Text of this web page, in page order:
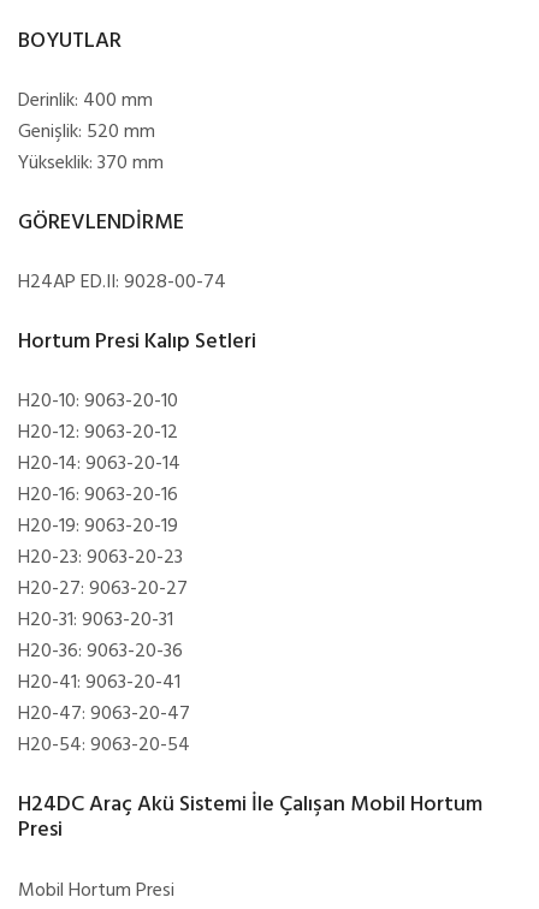
BOYUTLAR
Derinlik: 400 mm
Genişlik: 520 mm
Yükseklik: 370 mm
GÖREVLENDİRME
H24AP ED.II: 9028-00-74
Hortum Presi Kalıp Setleri
H20-10: 9063-20-10
H20-12: 9063-20-12
H20-14: 9063-20-14
H20-16: 9063-20-16
H20-19: 9063-20-19
H20-23: 9063-20-23
H20-27: 9063-20-27
H20-31: 9063-20-31
H20-36: 9063-20-36
H20-41: 9063-20-41
H20-47: 9063-20-47
H20-54: 9063-20-54
H24DC Araç Akü Sistemi İle Çalışan Mobil Hortum
Presi
Mobil Hortum Presi